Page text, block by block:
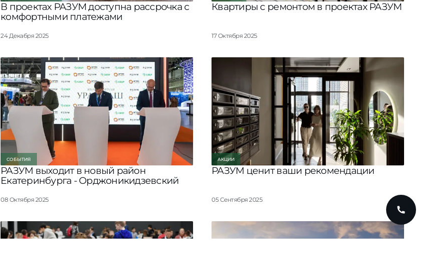
В проектах РАЗУМ доступна рассрочка с
комфортными платежами
24 Декабря 2025
Квартиры с ремонтом в проектах РАЗУМ
17 Октября 2025
СОБЫТИЯ
РАЗУМ выходит в новый район
Екатеринбурга - Орджоникидзевский
08 Октября 2025
АКЦИИ
РАЗУМ ценит ваши рекомендации
05 Сентября 2025